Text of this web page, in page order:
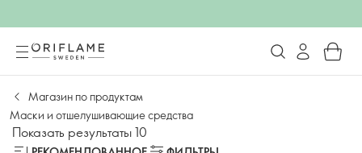
Магазин по продуктам
Маски и отшелушивающие средства
Показать результаты 10